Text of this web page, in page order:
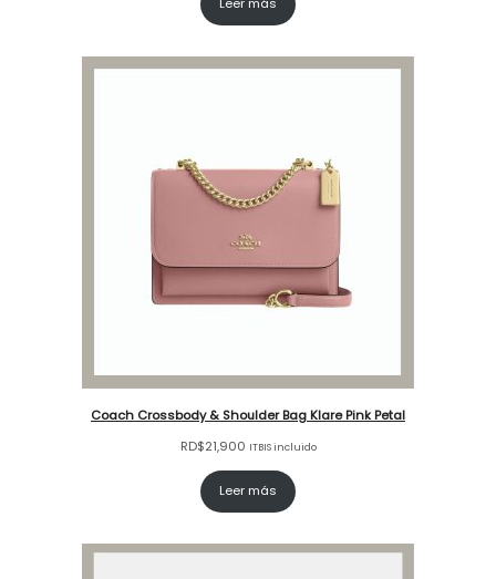
Coach Crossbody & Shoulder Bag Klare Pink Petal
RD$21,900 ITBIS incluido
Leer más